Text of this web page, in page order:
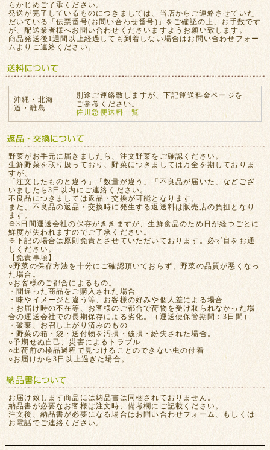
らかじめご了承ください。
発送が完了しているものにつきましては、当店からご連絡させていた
だいている「伝票番号(お問い合わせ番号)」をご確認の上、お手数です
が、配送業者様へお問い合わせくださいますようお願い致します。
商品発送後1週間以上経過しても到着しない場合はお問い合わせフォー
ムよりご連絡ください。
沖縄・北海
道・離島
別途ご連絡致しますが、下記運送料金ページを
ご参考ください。
佐川急便送料一覧
野菜がお手元に届きましたら、注文野菜をご確認ください。
生鮮野菜を取り扱っており、野菜につきましては万全を期しておりま
すが、
「注文したものと違う」「数量が違う」「不良品が届いた」などござ
いましたら3日以内にご連絡ください。
不良品につきましては返品・交換が可能となります。
また、不良品の返品・交換時に発生する返送料は販売店の負担となり
ます。
※3日間運送会社の保存がききますが、生鮮食品のため日が経つごとに
鮮度が失われますのでご了承ください。
※下記の場合は原則免責とさせていただいております。必ず目をお通
しください。
【免責事項】
○野菜の保存方法を十分にご確認頂いておらず、野菜の品質が悪くなっ
た場合。
○お客様のご都合によるもの。
・間違った商品をご購入された場合
・味やイメージと違う等、お客様の好みや個人差による場合
・お届け時の不在等、お客様のご都合で荷物を受け取られなかった場
合の運送会社での長期保存による劣化。（運送便保管期間：3日間）
・破棄、お召し上がり済みのもの
・野菜の箱・袋・送付物を汚損・破損・紛失された場合。
○予期せぬ自己、災害によるトラブル
○出荷前の検品過程で見つけることのできない虫の付着
○お届けから3日以上過ぎた場合。
お届け致します商品には納品書は同梱されておりません。
納品書が必要なお客様は注文時、備考欄にご記載ください。
注文後、納品書が必要になる場合はお問い合わせフォーム、もしくは
お電話でご連絡ください。